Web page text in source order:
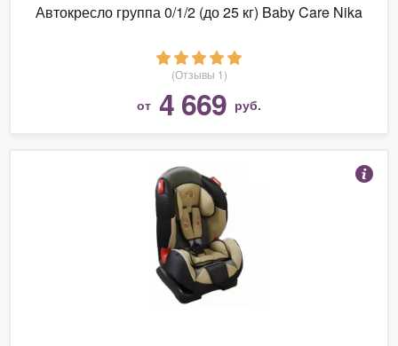
Автокресло группа 0/1/2 (до 25 кг) Baby Care Nika
(Отзывы 1)
от 4 669 руб.